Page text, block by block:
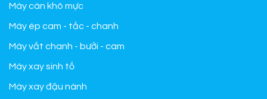
Máy cán khô mực
Máy ép cam - tắc - chanh
Máy vắt chanh - bưởi - cam
Máy xay sinh tố
Máy xay đậu nành